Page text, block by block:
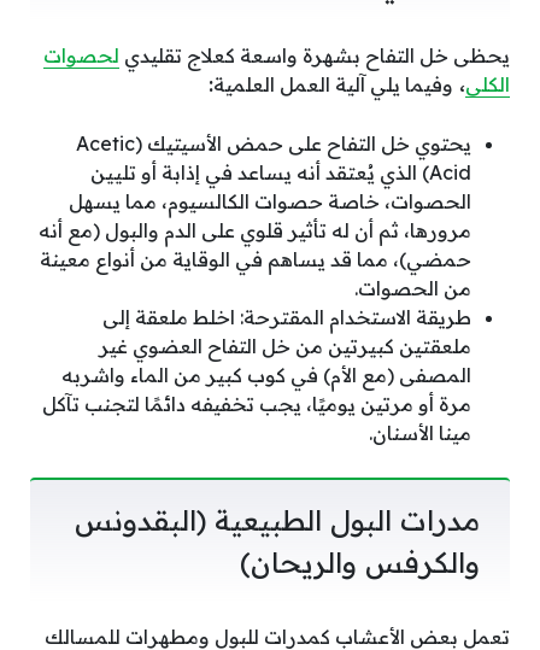
يحظى خل التفاح بشهرة واسعة كعلاج تقليدي لحصوات
الكلى، وفيما يلي آلية العمل العلمية:
يحتوي خل التفاح على حمض الأسيتيك (Acetic
Acid) الذي يُعتقد أنه يساعد في إذابة أو تليين
الحصوات، خاصة حصوات الكالسيوم، مما يسهل
مرورها، ثم أن له تأثير قلوي على الدم والبول (مع أنه
حمضي)، مما قد يساهم في الوقاية من أنواع معينة
من الحصوات.
طريقة الاستخدام المقترحة: اخلط ملعقة إلى
ملعقتين كبيرتين من خل التفاح العضوي غير
المصفى (مع الأم) في كوب كبير من الماء واشربه
مرة أو مرتين يوميًا، يجب تخفيفه دائمًا لتجنب تآكل
مينا الأسنان.
مدرات البول الطبيعية (البقدونس
والكرفس والريحان)
تعمل بعض الأعشاب كمدرات للبول ومطهرات للمسالك